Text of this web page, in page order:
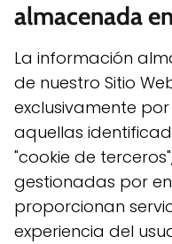
almacenada
La información
de nuestro Sitio
exclusivamente
aquellas
"cookie de
gestionadas por
proporcionan
experiencia del